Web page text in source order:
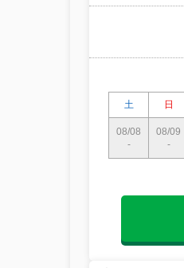
土 日
08/08
-
08/09
-